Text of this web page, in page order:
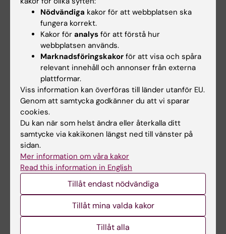
3 sep 2026 - 3 sep 2026
CBB Drop-in
Centrum för Bioinformatik och
Biostatistik (CBB) erbjuder
4 sep 2026
studenter
höstterminen 2026
grundutbildningsprogram
höstterminen 2026? Då är…
10 sep 2026
CBB Drop-in
Centrum för Bioinformatik och
17 sep 2026
CBB Drop-in
Centrum för Bioinformatik och
Nödvändiga kakor för att webbplatsen ska
fungera korrekt.
Kakor för analys för att förstå hur
webbplatsen används.
Marknadsföringskakor för att visa och spåra
relevant innehåll och annonser från externa
plattformar.
Viss information kan överföras till länder utanför EU.
Genom att samtycka godkänner du att vi sparar
cookies.
Du kan när som helst ändra eller återkalla ditt
samtycke via kakikonen längst ned till vänster på
sidan.
Mer information om våra kakor
Read this information in English
Tillåt endast nödvändiga
Tillåt mina valda kakor
Tillåt alla